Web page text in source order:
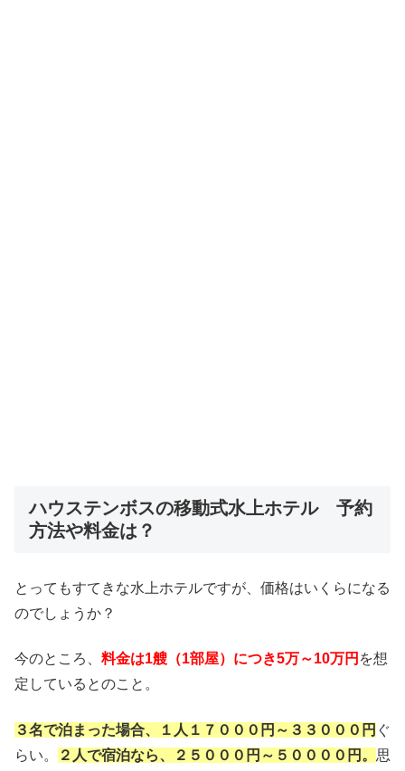
ハウステンボスの移動式水上ホテル 予約
方法や料金は？
とってもすてきな水上ホテルですが、価格はいくらになる
のでしょうか？
今のところ、 料金は1艘（1部屋）につき5万～10万円 を想
定しているとのこと。
３名で泊まった場合、 １ 人１７０００円～３３０００円 ぐ
らい。
２人で宿泊なら、２５０００円～５００００円。 思